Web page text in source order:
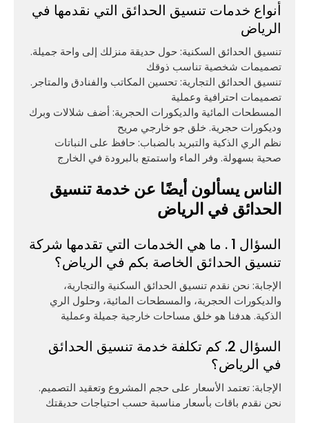
أنواع خدمات تنسيق الحدائق التي نقدمها في
الرياض
تنسيق الحدائق السكنية: حول حديقة منزلك إلى واحة جميلة.
تصميمات شخصية تناسب ذوقك
تنسيق الحدائق التجارية: تحسين المكاتب والفنادق والمتاجر.
تصميمات احترافية وعملية
المسطحات المائية والديكورات الحجرية: أضف شلالات وبرك
وديكورات حجرية. خلق جو خارجي مريح
نظم الري الذكية والتبريد بالضباب: حافظ على النباتات
صحية بسهولة. وفر الماء واستمتع بالبرودة في الخارج
الناس يسألون أيضًا عن خدمة تنسيق
الحدائق في الرياض
السؤال 1 . ما هي الخدمات التي تقدمها شركة
تنسيق الحدائق الخاصة بكم في الرياض؟
الإجابة: نحن نقدم تنسيق الحدائق السكنية والتجارية،
والديكورات الحجرية، والمسطحات المائية، وحلول الري
الذكية. هدفنا هو خلق مساحات خارجية جميلة وعملية
السؤال 2. كم تكلفة خدمة تنسيق الحدائق
في الرياض؟
الإجابة: تعتمد الأسعار على حجم المشروع وتعقيد التصميم.
نحن نقدم باقات بأسعار مناسبة حسب احتياجات حديقتك